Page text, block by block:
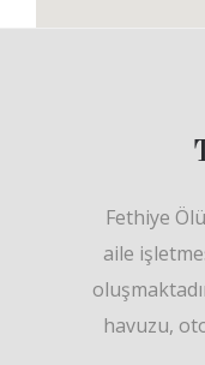
Fethiye
aile
havuzu,